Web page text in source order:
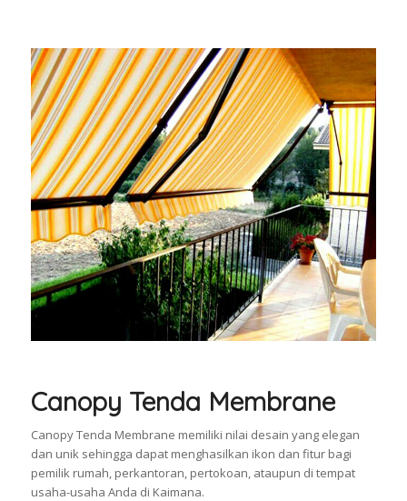
Canopy Tenda Membrane
Canopy Tenda Membrane memiliki nilai desain yang elegan
dan unik sehingga dapat menghasilkan ikon dan fitur bagi
pemilik rumah, perkantoran, pertokoan, ataupun di tempat
usaha-usaha Anda di Kaimana.